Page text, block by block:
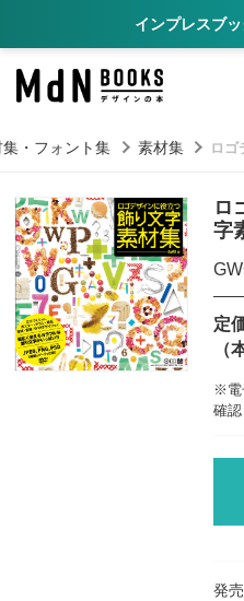
インプレスブ
集・フォント集 素材集 ロゴ
ロ
字
定
（
※電
確認
発